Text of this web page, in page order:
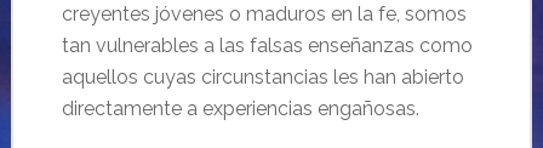
creyentes jóvenes o maduros en la fe, somos
tan vulnerables a las falsas enseñanzas como
aquellos cuyas circunstancias les han abierto
directamente a experiencias engañosas.